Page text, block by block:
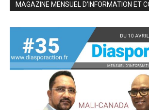
MAGAZINE MENSUEL D’INFORMATION ET